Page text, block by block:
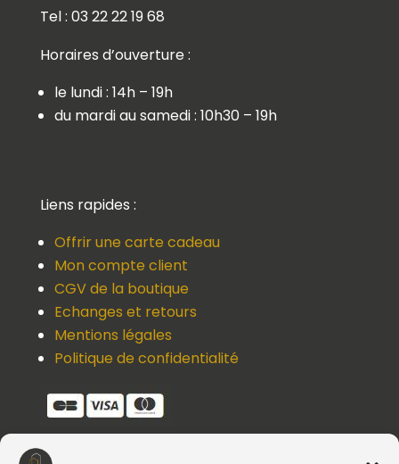
Tel : 03 22 22 19 68
Horaires d’ouverture :
le lundi : 14h – 19h
du mardi au samedi : 10h30 – 19h
Liens rapides :
Offrir une carte cadeau
Mon compte client
CGV de la boutique
Echanges et retours
Mentions légales
Politique de confidentialité